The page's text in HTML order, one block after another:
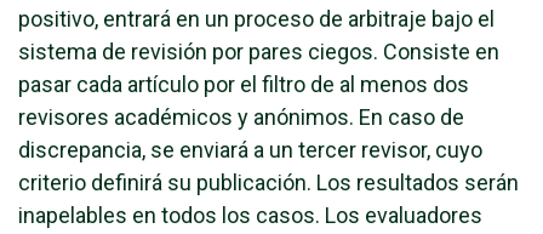
positivo, entrará en un proceso de arbitraje bajo el
sistema de revisión por pares ciegos. Consiste en
pasar cada artículo por el filtro de al menos dos
revisores académicos y anónimos. En caso de
discrepancia, se enviará a un tercer revisor, cuyo
criterio definirá su publicación. Los resultados serán
inapelables en todos los casos. Los evaluadores